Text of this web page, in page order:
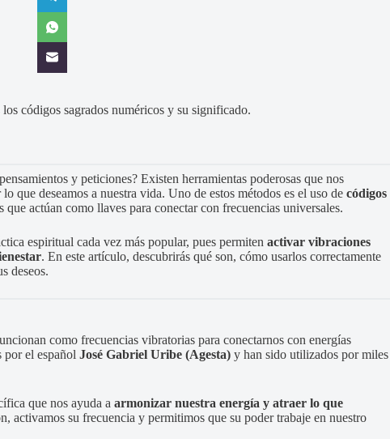
códigos sagrados numéricos y su significado.
y peticiones? Existen herramientas poderosas que nos
lo que deseamos a nuestra vida. Uno de estos métodos es el uso de códigos
que actúan como llaves para conectar con frecuencias universales.
espiritual cada vez más popular, pues permiten activar vibraciones
. En este artículo, descubrirás qué son, cómo usarlos correctamente
deseos.
como frecuencias vibratorias para conectarnos con energías
por el español José Gabriel Uribe (Agesta) y han sido utilizados por miles
que nos ayuda a armonizar nuestra energía y atraer lo que
activamos su frecuencia y permitimos que su poder trabaje en nuestro